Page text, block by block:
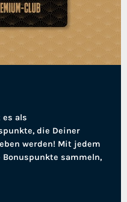
als
die Deiner
werden! Mit jedem
sammeln,